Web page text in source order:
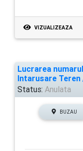
VIZUALIZEAZA
Lucrarea
Intarusare
Status: Anulata
BUZAU